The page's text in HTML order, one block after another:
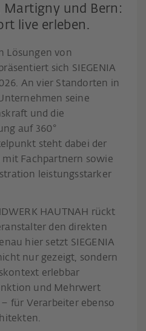
Martigny und Bern:
live erleben.
Lösungen von
sich SIEGENIA
An vier Standorten in
seine
und die
auf 360°
steht dabei der
mit Fachpartnern sowie
leistungsstarker
HAUTNAH rückt
den direkten
hier setzt SIEGENIA
nur gezeigt, sondern
erlebbar
und Mehrwert
für Verarbeiter ebenso